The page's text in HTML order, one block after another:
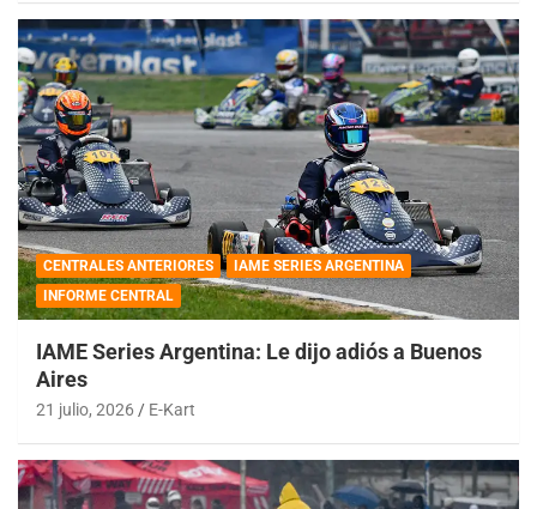
CENTRALES ANTERIORES
IAME SERIES ARGENTINA
INFORME CENTRAL
IAME Series Argentina: Le dijo adiós a Buenos
Aires
21 julio, 2026 E-Kart